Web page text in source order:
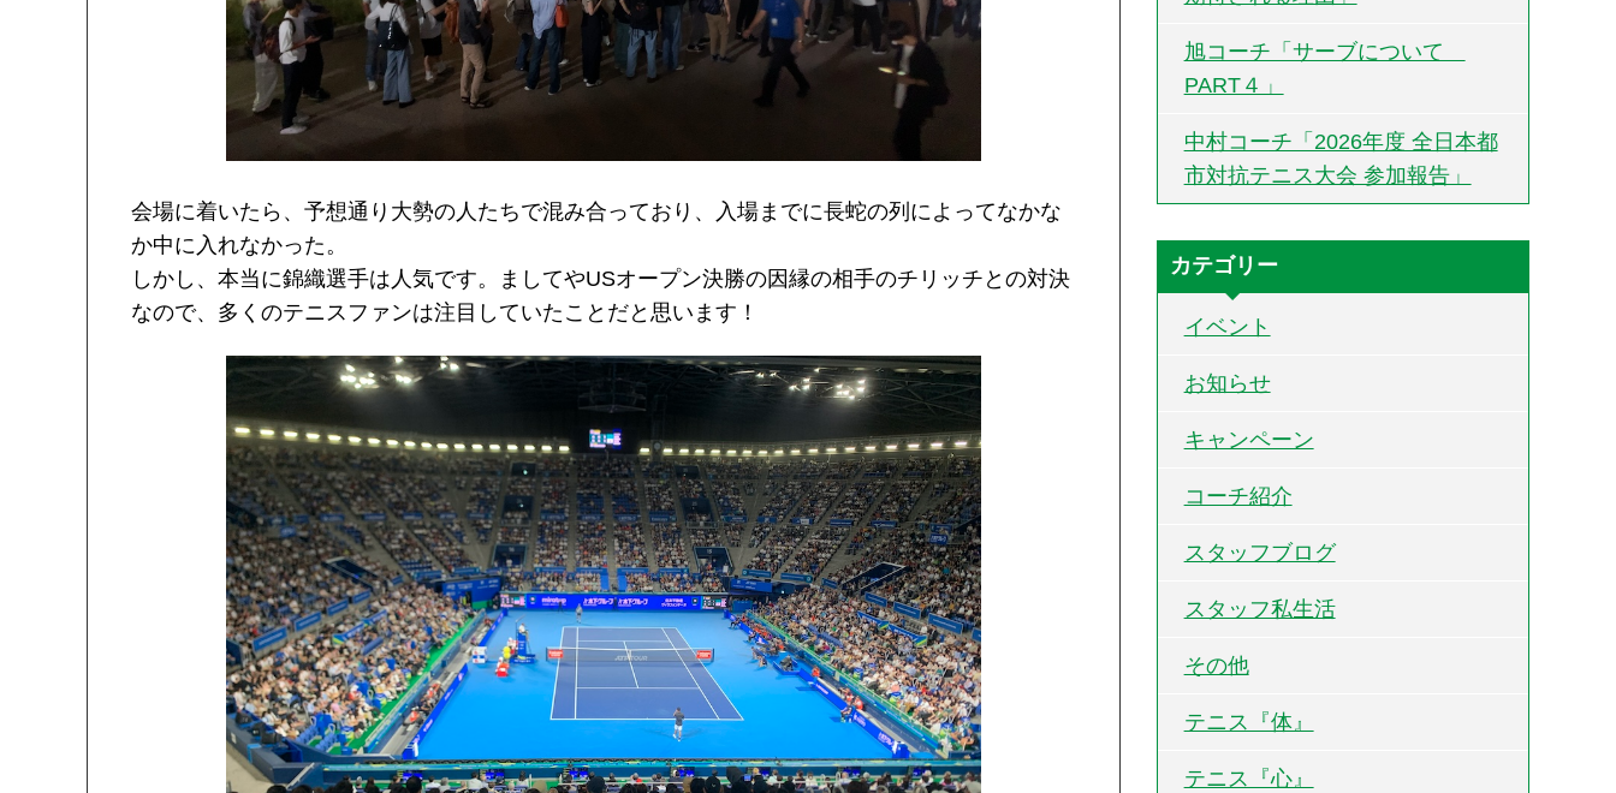
会場に着いたら、予想通り大勢の人たちで混み合っており、入場までに長蛇の列によってなかな
か中に入れなかった。
しかし、本当に錦織選手は人気です。ましてやUSオープン決勝の因縁の相手のチリッチとの対決
なので、多くのテニスファンは注目していたことだと思います！
旭コーチ「サーブについて
PART４」
中村コーチ「2026年度 全日本都
市対抗テニス大会 参加報告」
カテゴリー
イベント
お知らせ
キャンペーン
コーチ紹介
スタッフブログ
スタッフ私生活
その他
テニス『体』
テニス『心』